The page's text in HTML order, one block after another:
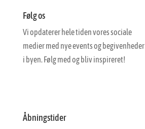
Følg os
Vi opdaterer hele tiden vores sociale
medier med nye events og begivenheder
i byen. Følg med og bliv inspireret!
Åbningstider